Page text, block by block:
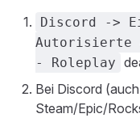
Discord ->
Autorisierte
- Roleplay
Bei Discord
Steam/Epic/